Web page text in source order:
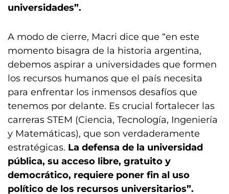
universidades”.
A modo de cierre, Macri dice que “en este
momento bisagra de la historia argentina,
debemos aspirar a universidades que formen
los recursos humanos que el país necesita
para enfrentar los inmensos desafíos que
tenemos por delante. Es crucial fortalecer las
carreras STEM (Ciencia, Tecnología, Ingeniería
y Matemáticas), que son verdaderamente
estratégicas. La defensa de la universidad
pública, su acceso libre, gratuito y
democrático, requiere poner fin al uso
político de los recursos universitarios”.